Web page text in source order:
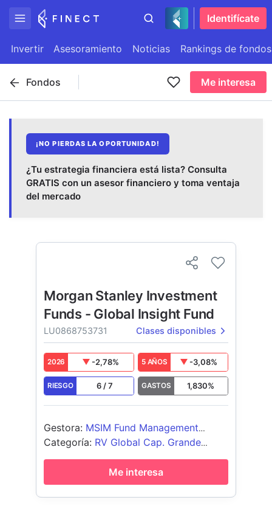
Identifícate
Invertir Asesoramiento Noticias Rankings de fondos
Fondos Me interesa
¡NO PIERDAS LA OPORTUNIDAD!
¿Tu estrategia financiera está lista? Consulta
GRATIS con un asesor financiero y toma ventaja
del mercado
Morgan Stanley Investment
Funds - Global Insight Fund
LU0868753731 Clases disponibles
2026 -2,78% 5 AÑOS -3,08%
RIESGO 6 /7 GASTOS 1,830%
Gestora: MSIM Fund Management
(Ireland) Limited
Categoría: RV Global Cap. Grande
Growth
Me interesa